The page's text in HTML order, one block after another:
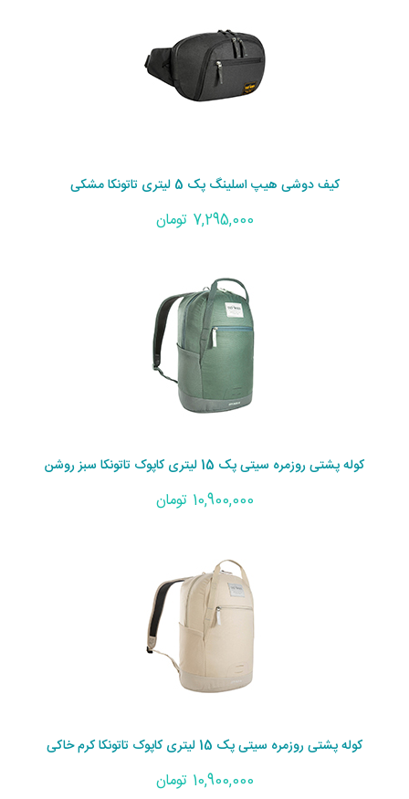
کیف دوشی هیپ اسلینگ پک 5 لیتری تاتونکا مشکی
7,295,000 تومان
کوله پشتی روزمره سیتی پک 15 لیتری کاپوک تاتونکا سبز روشن
10,900,000 تومان
کوله پشتی روزمره سیتی پک 15 لیتری کاپوک تاتونکا کرم خاکی
10,900,000 تومان